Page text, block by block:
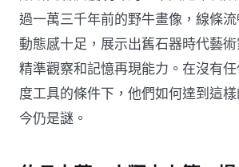
過一萬三千年前的野牛畫像，線條流
動態感十足，展示出舊石器時代藝
精準觀察和記憶再現能力。在沒有
度工具的條件下，他們如何達到這
今仍是謎。